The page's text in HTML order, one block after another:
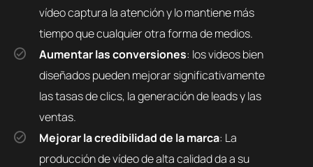
vídeo captura la atención y lo mantiene más
tiempo que cualquier otra forma de medios.
Aumentar las conversiones: los videos bien
diseñados pueden mejorar significativamente
las tasas de clics, la generación de leads y las
ventas.
Mejorar la credibilidad de la marca: La
producción de vídeo de alta calidad da a su